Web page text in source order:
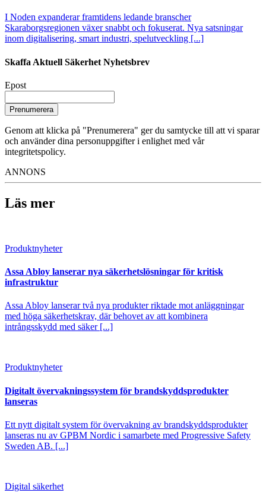
I Noden expanderar framtidens ledande branscher
Skaraborgsregionen växer snabbt och fokuserat. Nya satsningar
inom digitalisering, smart industri, spelutveckling [...]
Skaffa Aktuell Säkerhet Nyhetsbrev
Epost
Prenumerera
Genom att klicka på "Prenumerera" ger du samtycke till att vi sparar
och använder dina personuppgifter i enlighet med vår
integritetspolicy.
ANNONS
Läs mer
Produktnyheter
Assa Abloy lanserar nya säkerhetslösningar för kritisk
infrastruktur
Assa Abloy lanserar två nya produkter riktade mot anläggningar
med höga säkerhetskrav, där behovet av att kombinera
intrångsskydd med säker [...]
Produktnyheter
Digitalt övervakningssystem för brandskyddsprodukter
lanseras
Ett nytt digitalt system för övervakning av brandskyddsprodukter
lanseras nu av GPBM Nordic i samarbete med Progressive Safety
Sweden AB. [...]
Digital säkerhet